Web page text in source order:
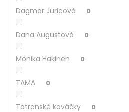
Dagmar Juricová 0
Dana Augustová 0
Monika Hakinen 0
TAMA 0
Tatranské kováčky 0